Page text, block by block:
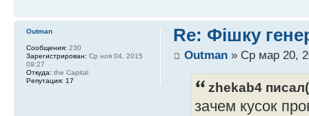
Re: Фішку
Outman» Ср мар 20,
zhekab4
зачем кусок
Outman
Сообщения: 230
Зарегистрирован: Ср ноя 04, 2015
09:27
Откуда: the Capital
Репутация: 17